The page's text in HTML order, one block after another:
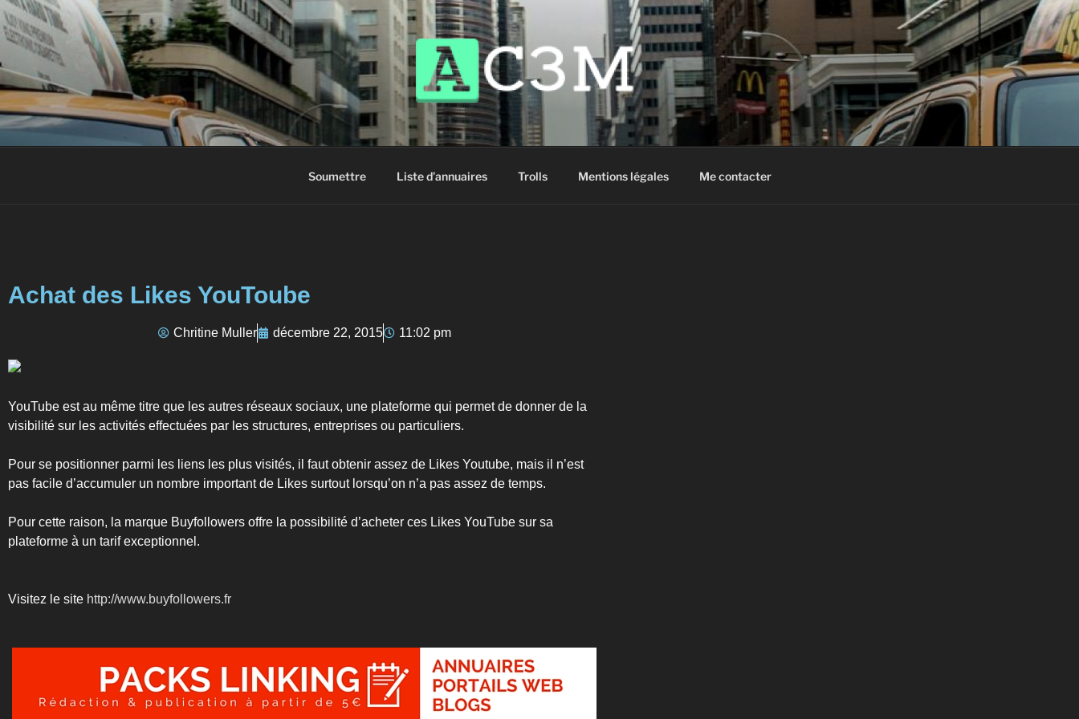
AC3M
Annuaire des meilleurs sites à visiter !
Soumettre Liste d’annuaires Trolls Mentions légales Me contacter
Achat des Likes YouToube
Chritine Muller décembre 22, 2015 11:02 pm
YouTube est au même titre que les autres réseaux sociaux, une plateforme qui permet de donner de la
visibilité sur les activités effectuées par les structures, entreprises ou particuliers.
Pour se positionner parmi les liens les plus visités, il faut obtenir assez de Likes Youtube, mais il n’est
pas facile d’accumuler un nombre important de Likes surtout lorsqu’on n’a pas assez de temps.
Pour cette raison, la marque Buyfollowers offre la possibilité d’acheter ces Likes YouTube sur sa
plateforme à un tarif exceptionnel.
Visitez le site http://www.buyfollowers.fr